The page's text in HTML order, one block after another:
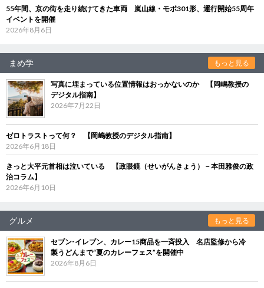
55年間、京の街を走り続けてきた車両 嵐山線・モボ301形、運行開始55周年
イベントを開催
2026年8月6日
まめ学 もっと見る
写真に埋まっている位置情報はおっかないのか 【岡嶋教授の
デジタル指南】
2026年7月22日
ゼロトラストって何？ 【岡嶋教授のデジタル指南】
2026年6月18日
きっと大平元首相は泣いている 【政眼鏡（せいがんきょう）－本田雅俊の政
治コラム】
2026年6月10日
グルメ もっと見る
セブン‐イレブン、カレー15商品を一斉投入 名店監修から冷
製うどんまで“夏のカレーフェス”を開催中
2026年8月6日